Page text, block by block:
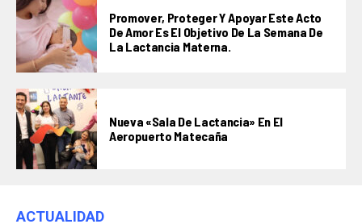
Promover, Proteger Y Apoyar Este Acto
De Amor Es El Objetivo De La Semana De
La Lactancia Materna.
Nueva «Sala De Lactancia» En El
Aeropuerto Matecaña
ACTUALIDAD